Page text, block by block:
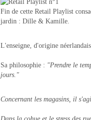
Fin de cette Retail Playlist
jardin : Dille & Kamille.
L'enseigne, d'origine
Sa philosophie : "Prendre le
jours."
Concernant les magasins, il